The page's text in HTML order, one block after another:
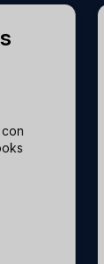
adicional